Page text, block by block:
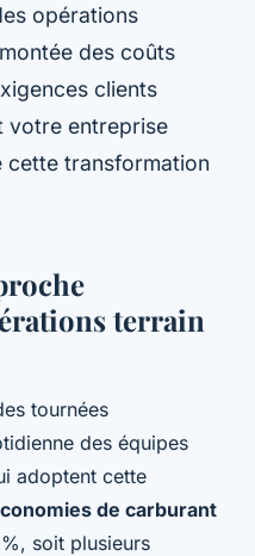
opérations
des coûts
clients
votre entreprise
transformation
terrain
tournées
des équipes
adoptent cette
de carburant
soit plusieurs